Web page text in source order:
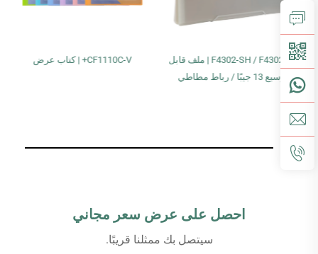
CF1110C-V+ | كتاب عرض
EH303A-5-100-MT، EH303A-6-100-
احصل على عرض سعر مجاني
سيتصل بك ممثلنا قريبًا.